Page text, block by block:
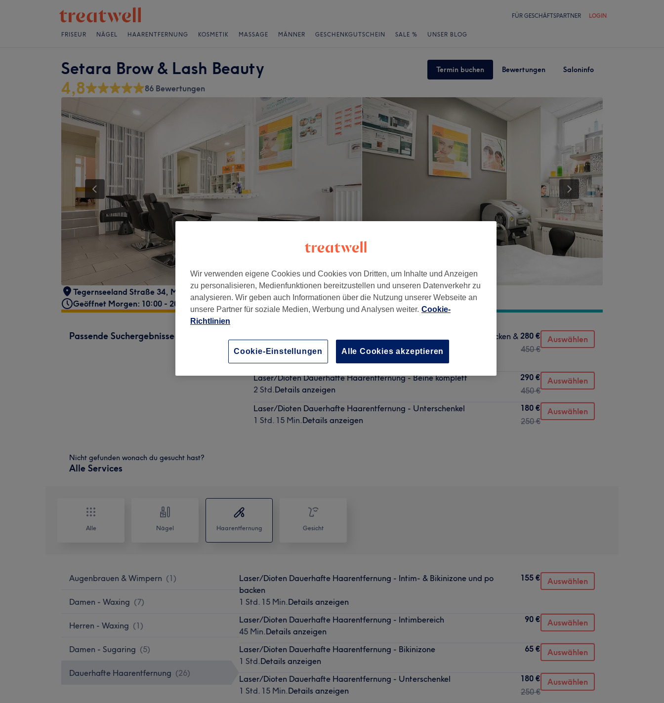
FÜR GESCHÄFTSPARTNER LOGIN
FRISEUR NÄGEL HAARENTFERNUNG KOSMETIK MASSAGE MÄNNER GESCHENKGUTSCHEIN SALE % UNSER BLOG
Setara Brow & Lash Beauty Termin buchen Bewertungen Saloninfo
4,8 86 Bewertungen
Tegernseeland Straße 34, München, Untergiesing , 81541
Geöffnet Morgen: 10:00 - 20:00
Passende Suchergebnisse
Laser/IPL Dauerhafte (Diotenlesser )Haarentfernung - Rücken, Nacken &
Schulter
280 €
450 €
Auswählen
Laser/Dioten Dauerhafte Haarentfernung - Beine komplett
2 Std.Details anzeigen
290 €
450 €
Auswählen
Laser/Dioten Dauerhafte Haarentfernung - Unterschenkel
1 Std. 15 Min.Details anzeigen
180 €
250 €
Auswählen
Nicht gefunden wonach du gesucht hast?
Alle Services
Alle Nägel Haarentfernung Gesicht
Augenbrauen & Wimpern (1)
Damen - Waxing (7)
Herren - Waxing (1)
Damen - Sugaring (5)
Dauerhafte Haarentfernung (26)
Laser/Dioten Dauerhafte Haarentfernung - Intim- & Bikinizone und po
backen
1 Std. 15 Min.Details anzeigen
155 € Auswählen
Laser/Dioten Dauerhafte Haarentfernung - Intimbereich
45 Min.Details anzeigen
90 € Auswählen
Laser/Dioten Dauerhafte Haarentfernung - Bikinizone
1 Std.Details anzeigen
65 € Auswählen
Laser/Dioten Dauerhafte Haarentfernung - Unterschenkel
1 Std. 15 Min.Details anzeigen
180 €
250 €
Auswählen
Wir verwenden eigene Cookies und Cookies von Dritten, um Inhalte und Anzeigen
zu personalisieren, Medienfunktionen bereitzustellen und unseren Datenverkehr zu
analysieren. Wir geben auch Informationen über die Nutzung unserer Webseite an
unsere Partner für soziale Medien, Werbung und Analysen weiter. Cookie-
Richtlinien
Cookie-Einstellungen Alle Cookies akzeptieren